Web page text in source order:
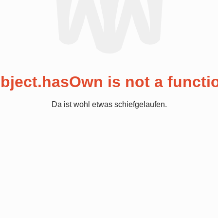
is not a
Da ist wohl etwas schiefgelaufen.